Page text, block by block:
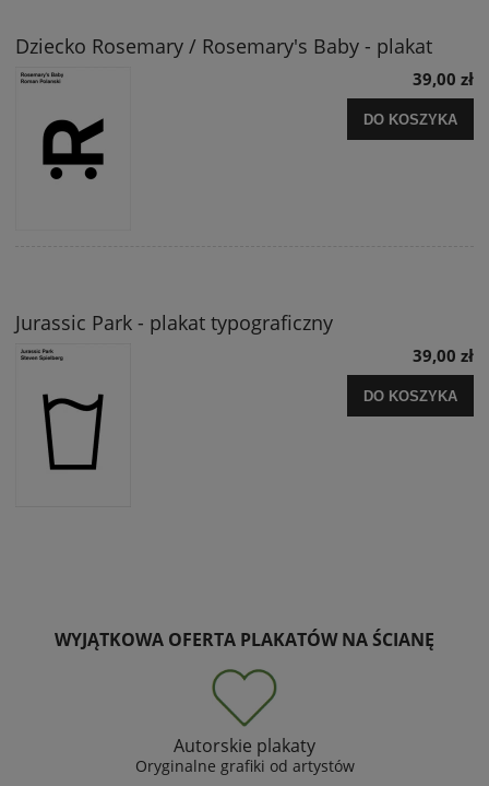
Dziecko Rosemary / Rosemary's Baby - plakat
39,00 zł
DO KOSZYKA
Jurassic Park - plakat typograficzny
39,00 zł
DO KOSZYKA
WYJĄTKOWA OFERTA PLAKATÓW NA ŚCIANĘ
Autorskie plakaty
Oryginalne grafiki od artystów